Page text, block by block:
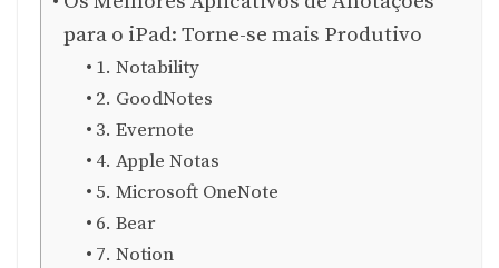
para o iPad: Torne-se mais Produtivo
1. Notability
2. GoodNotes
3. Evernote
4. Apple Notas
5. Microsoft OneNote
6. Bear
7. Notion